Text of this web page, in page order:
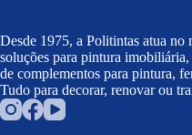
Desde 1975, a Politintas atua no
soluções para pintura
de complementos para pintura,
Tudo para decorar, renovar ou